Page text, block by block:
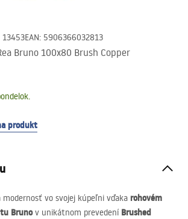
13453EAN: 5906366032813
Bruno 100x80 Brush Copper
produkt
modernosť vo svojej kúpeľni vďaka rohovém
Brunov unikátnom prevedení Brushed